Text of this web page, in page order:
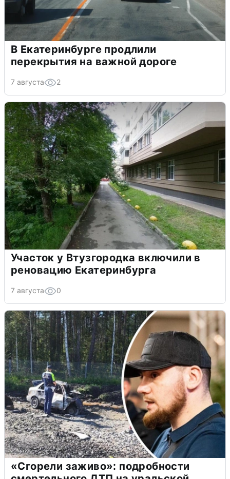
В Екатеринбурге продлили
перекрытия на важной дороге
7 августа 2
Участок у Втузгородка включили в
реновацию Екатеринбурга
7 августа 0
«Сгорели заживо»: подробности